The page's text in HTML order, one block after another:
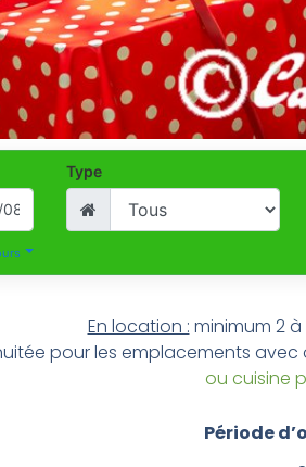
Type
En location : minimum 2
pour les emplacements
ou cuisine
Période